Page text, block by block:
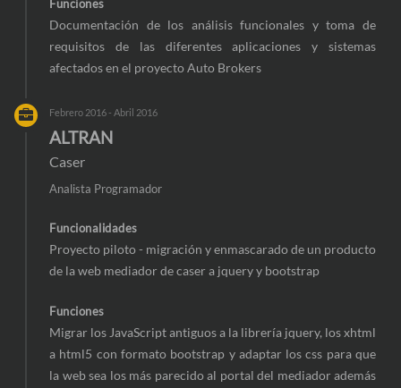
Funciones
Documentación de los análisis funcionales y toma de
requisitos de las diferentes aplicaciones y sistemas
afectados en el proyecto Auto Brokers
Febrero 2016 - Abril 2016
ALTRAN
Caser
Analista Programador
Funcionalidades
Proyecto piloto - migración y enmascarado de un producto
de la web mediador de caser a jquery y bootstrap
Funciones
Migrar los JavaScript antiguos a la librería jquery, los xhtml
a html5 con formato bootstrap y adaptar los css para que
la web sea los más parecido al portal del mediador además